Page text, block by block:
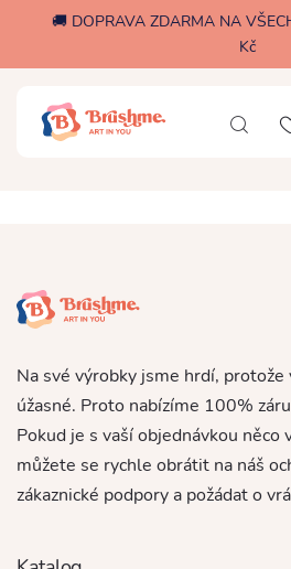
🚚 DOPRAVA ZDARMA NA
Kč
Na své výrobky jsme hrdí, protože
úžasné. Proto nabízíme 100%
Pokud je s vaší objednávkou něco
můžete se rychle obrátit na náš
zákaznické podpory a požádat o